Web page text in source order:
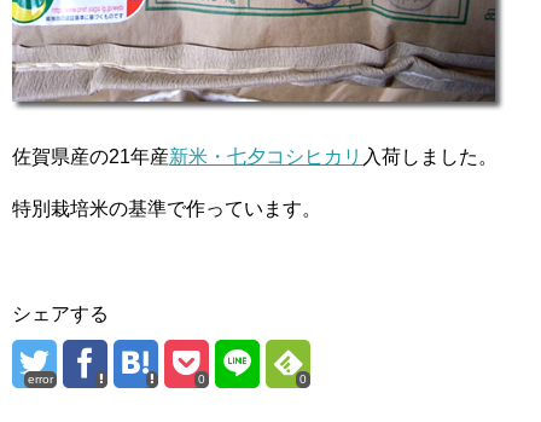
佐賀県産の21年産新米・七夕コシヒカリ 入荷しました。
特別栽培米の基準で作っています。
シェアする
error 0 0